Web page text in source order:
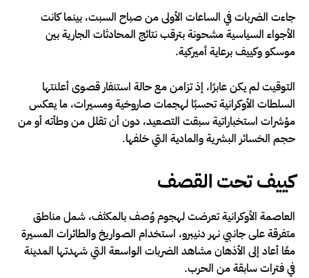
جاءت الضربات في الساعات الأولى من صباح السبت، بينما كانت
الأجواء السياسية مشحونة بترقب نتائج المحادثات الجارية بين
موسكو وكييف برعاية أميركية.
التوقيت لم يكن عابرًا، إذ تزامن مع حالة استنفار قصوى أعلنتها
السلطات الأوكرانية تحسبًا لهجمات صاروخية ومسيرات، ما يعكس
مؤشرات استخباراتية سبقت التصعيد، دون أن تقلل من وطأته أو من
حجم الخسائر البشرية والمادية التي خلفها.
كييف تحت القصف
العاصمة الأوكرانية تعرضت لهجوم وُصف بالمكثف، شمل مناطق
متفرقة على جانبي نهر دنيبرو، استخدام الصواريخ والطائرات المسيرة
معًا أعاد إلى الأذهان مشاهد الضربات الواسعة التي شهدتها المدينة
في فترات سابقة من الحرب.